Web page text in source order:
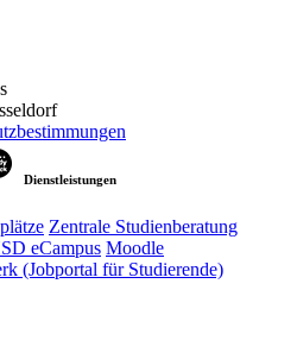
Dienstleistungen
Zentrale Studienberatung
eCampus Moodle
(Jobportal für Studierende)